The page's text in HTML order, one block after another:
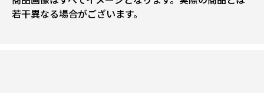
若干異なる場合がございます。